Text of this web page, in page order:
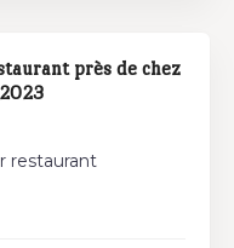
près de chez
restaurant